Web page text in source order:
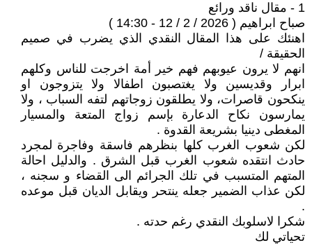
1 - مقال ناقد ورائع
صباح ابراهيم ( 2026 / 2 / 12 - 14:30 )
اهنئك على هذا المقال النقدي الذي يضرب في صميم
الحقيقة /
انهم لا يرون عيوبهم فهم خير أمة اخرجت للناس وكلهم
ابرار وقديسين ولا يغتصبون اطفالا ولا يتزوجون او
ينكحون قاصرات، ولا يطلقون زوجاتهم لتفه السباب ، ولا
يمارسون نكاح الدعارة بإسم زواج المتعة والمسيار
المغطى دينيا بشريعة القدوة .
لكن شعوب الغرب كلها بنظرهم فاسقة وفاجرة لمجرد
حادث انتقده شعوب الغرب قبل الشرق . والدليل احالة
المتهم المتسبب في تلك الجرائم الى القضاء و سجنه ،
لكن عذاب الضمير جعله ينتحر ويقابل الديان قبل موعده
.
شكرا لاسلوبك النقدي رغم حدته .
تحياتي لك